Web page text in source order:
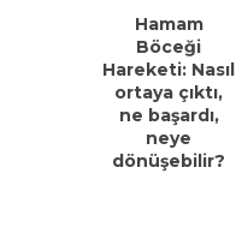
Hamam
Böceği
Hareketi: Nasıl
ortaya çıktı,
ne başardı,
neye
dönüşebilir?